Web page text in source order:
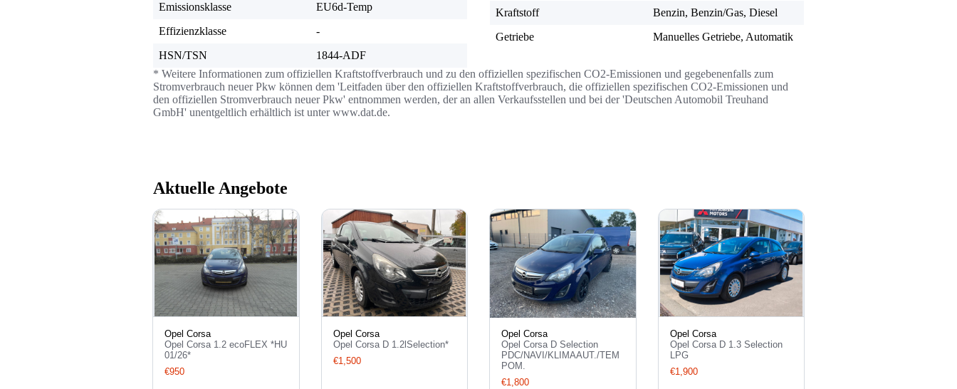
Emissionsklasse
EU6d-Temp
Effizienzklasse
-
HSN/TSN
1844-ADF
Kraftstoff
Benzin, Benzin/Gas, Diesel
Getriebe
Manuelles Getriebe, Automatik
* Weitere Informationen zum offiziellen Kraftstoffverbrauch und zu den offiziellen spezifischen CO2-Emissionen und gegebenenfalls zum
Stromverbrauch neuer Pkw können dem 'Leitfaden über den offiziellen Kraftstoffverbrauch, die offiziellen spezifischen CO2-Emissionen und
den offiziellen Stromverbrauch neuer Pkw' entnommen werden, der an allen Verkaufsstellen und bei der 'Deutschen Automobil Treuhand
GmbH' unentgeltlich erhältlich ist unter www.dat.de.
Aktuelle Angebote
Opel Corsa
Opel Corsa 1.2 ecoFLEX *HU
01/26*
€950
Opel Corsa
Opel Corsa D 1.2lSelection*
€1,500
Opel Corsa
Opel Corsa D Selection
PDC/NAVI/KLIMAAUT./TEM
POM.
€1,800
Opel Corsa
Opel Corsa D 1.3 Selection
LPG
€1,900